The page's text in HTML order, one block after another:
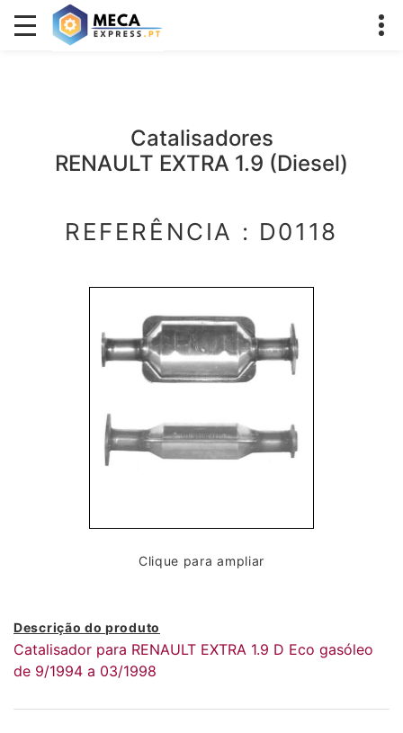
Catalisadores
RENAULT EXTRA 1.9 (Diesel)
REFERÊNCIA : D0118
Clique para ampliar
Descrição do produto
Catalisador para RENAULT EXTRA 1.9 D Eco gasóleo
de 9/1994 a 03/1998